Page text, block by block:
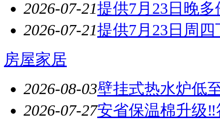
2026-07-21提供7月23日晚
2026-07-21提供7月23日周
房屋家居
2026-08-03壁挂式热水炉低
2026-07-27安省保温棉升级